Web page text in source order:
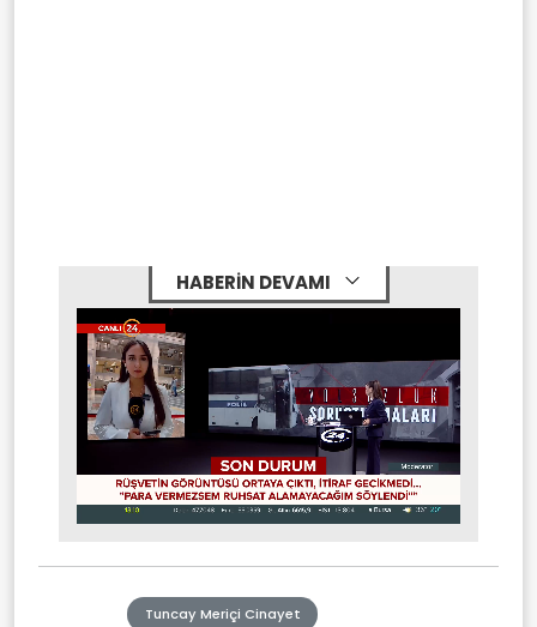
HABERİN DEVAMI
Mute Stream
Tuncay Meriçi Cinayet